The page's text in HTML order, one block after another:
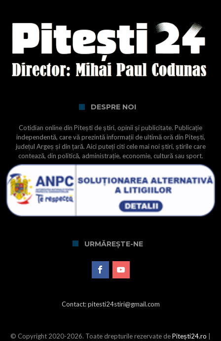
DESPRE NOI
Cotidian online din Pitești de știri, opinii și publicitate. Publicație
independentă, care vă prezintă informații de ultimă oră din Pitești,
județul Argeș și din țară. Aici puteți citi cele mai noi știri, știrile care
contează, din politică, administrație, economie, cultură sau sport.
URMĂREȘTE-NE
Contact: pitesti24stiri@gmail.com
© Copyright 2020-2026. Toate drepturile rezervate dePitești24.ro |